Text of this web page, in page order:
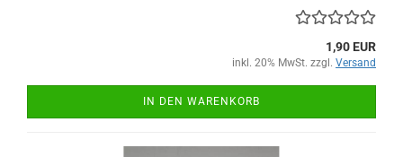
1,90 EUR
inkl. 20% MwSt. zzgl. Versand
IN DEN WARENKORB